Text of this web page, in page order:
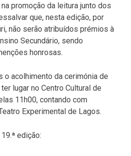
promoção da leitura junto dos
que, nesta edição, por
não serão atribuídos prémios à
Secundário, sendo
honrosas.
o acolhimento da cerimónia de
lugar no Centro Cultural de
11h00, contando com
Experimental de Lagos.
edição: